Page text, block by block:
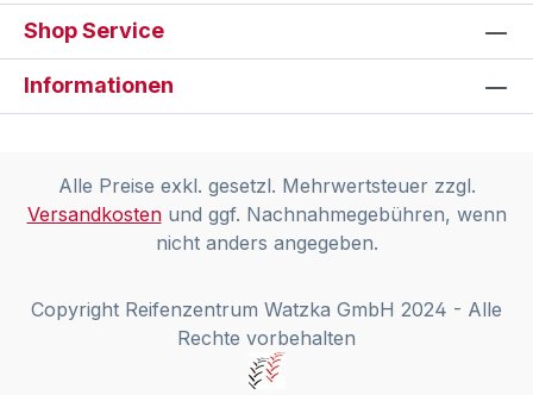
Shop Service
Informationen
Alle Preise exkl. gesetzl. Mehrwertsteuer zzgl.
Versandkostenund ggf. Nachnahmegebühren, wenn
nicht anders angegeben.
Copyright Reifenzentrum Watzka GmbH 2024 - Alle
Rechte vorbehalten